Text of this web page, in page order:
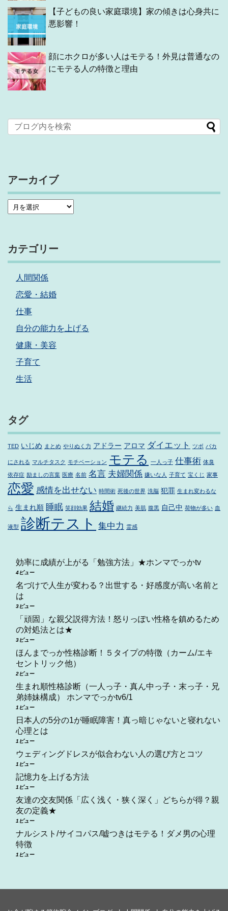
【子どもの良い家庭環境】家の傾きは心身共に
悪影響！
顔にホクロが多い人はモテる！外見は普通なの
にモテる人の特徴と理由
アーカイブ
カテゴリー
人間関係
恋愛・結婚
仕事
自分の能力を上げる
健康・美容
子育て
生活
タグ
TED いじめ まとめ やりぬく力 アドラー アロマ ダイエット ツボ バカ
にされる マルチタスク モチベーション モテる 一人っ子 仕事術 体臭
依存症 励ましの言葉 医療 名前 名言 夫婦関係 嫌いな人 子育て 宝くじ 家事
恋愛 感情を出せない 時間術 死後の世界 洗脳 犯罪 生まれ変わるな
ら 生まれ順 睡眠 笑顔効果 結婚 継続力 美肌 腹黒 自己中 荷物が多い 血
液型 診断テスト 集中力 霊感
効率に成績が上がる「勉強方法」★ホンマでっかtv
4ビュー
名づけで人生が変わる？出世する・好感度が高い名前と
は
3ビュー
「頑固」な親父説得方法！怒りっぽい性格を鎮めるため
の対処法とは★
3ビュー
ほんまでっか性格診断！５タイプの特徴（カーム/エキ
セントリック他）
2ビュー
生まれ順性格診断（一人っ子・真ん中っ子・末っ子・兄
弟姉妹構成） ホンマでっかtv6/1
1ビュー
日本人の5分の1が睡眠障害！真っ暗じゃないと寝れない
心理とは
1ビュー
ウェディングドレスが似合わない人の選び方とコツ
1ビュー
記憶力を上げる方法
1ビュー
友達の交友関係「広く浅く・狭く深く」どちらが得？親
友の定義★
1ビュー
ナルシスト/サイコパス/嘘つきはモテる！ダメ男の心理
特徴
1ビュー